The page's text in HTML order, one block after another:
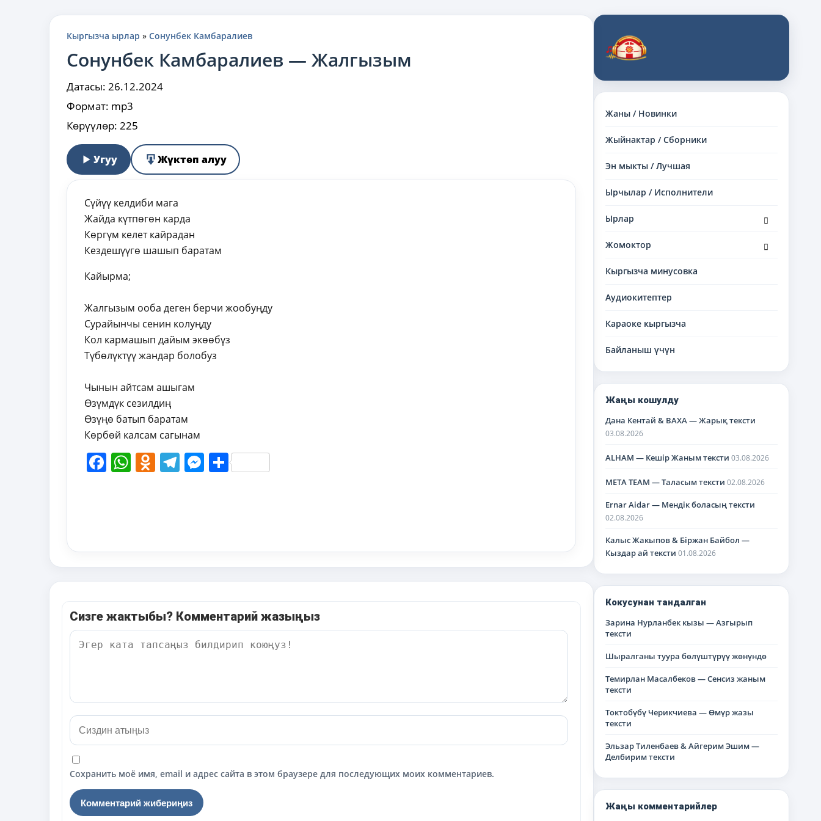
Жаны / Новинки
Жыйнактар / Сборники
Эн мыкты / Лучшая
Ырчылар / Исполнители
Ырлар
дочернее
Жомоктор
дочернее
Кыргызча минусовка
Аудиокитептер
Караоке кыргызча
Байланыш үчүн
Жаңы кошулду
Дана Кентай & BAXA — Жарық тексти
03.08.2026
ALHAM — Кешір Жаным тексти 03.08.2026
META TEAM — Таласым тексти 02.08.2026
Ernar Aidar — Мендік боласың тексти
02.08.2026
Калыс Жакыпов & Біржан Байбол —
Кыздар ай тексти 01.08.2026
Кокусунан тандалган
Зарина Нурланбек кызы — Азгырып
тексти
Шыралганы туура бөлүштүрүү жөнүндө
Темирлан Масалбеков — Сенсиз жаным
тексти
Токтобүбү Черикчиева — Өмүр жазы
тексти
Эльзар Тиленбаев & Айгерим Эшим —
Делбирим тексти
Жаңы комментарийлер
Кыргызча ырлар » Сонунбек Камбаралиев
Сонунбек Камбаралиев — Жалгызым
Датасы: 26.12.2024
Формат: mp3
Көрүүлөр: 225
Угуу Жүктөп алуу
Сүйүү келдиби мага
Жайда күтпөгөн карда
Көргүм келет кайрадан
Кездешүүгө шашып баратам
Кайырма;
Жалгызым ооба деген берчи жообуңду
Сурайынчы сенин колуңду
Кол кармашып дайым экөөбүз
Түбөлүктүү жандар болобуз
Чынын айтсам ашыгам
Өзүмдүк сезилдиң
Өзүңө батып баратам
Көрбөй калсам сагынам
Facebook
WhatsApp
Odnoklassniki
Telegram
Messenger
Share
Сизге жактыбы? Комментарий жазыңыз
Сохранить моё имя, email и адрес сайта в этом браузере для последующих моих комментариев.